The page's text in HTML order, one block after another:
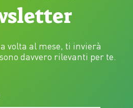
volta al mese, ti invierà
davvero rilevanti per te.